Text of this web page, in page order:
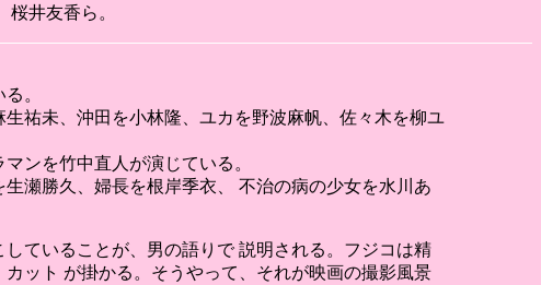
井友香ら。
。
祐未、沖田を小林隆、ユカを野波麻帆、佐々木を柳ユ
ンを竹中直人が演じている。
瀬勝久、婦長を根岸季衣、 不治の病の少女を水川あ
ていることが、男の語りで 説明される。フジコは精
ット が掛かる。そうやって、それが映画の撮影風景